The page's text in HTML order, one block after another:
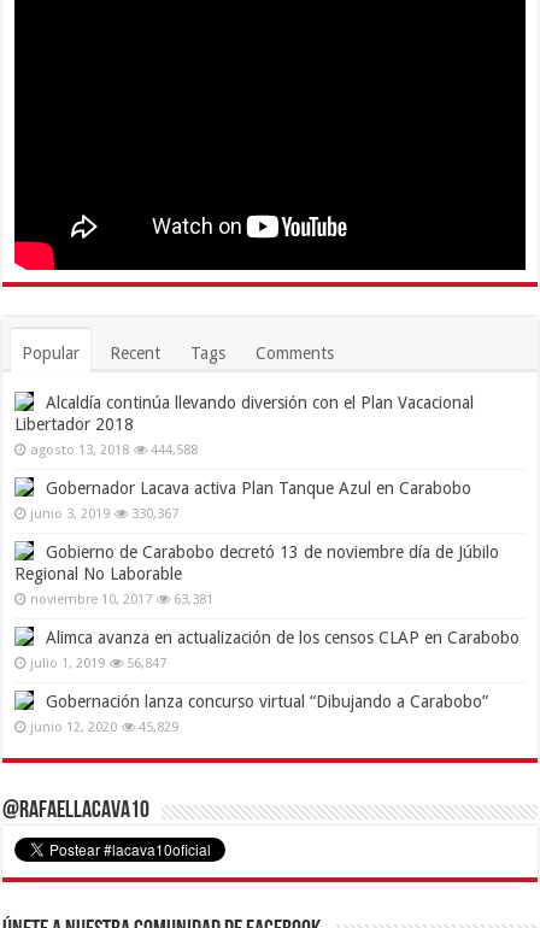
Popular Recent Tags Comments
Alcaldía continúa llevando diversión con el Plan Vacacional
Libertador 2018
agosto 13, 2018 444,588
Gobernador Lacava activa Plan Tanque Azul en Carabobo
junio 3, 2019 330,367
Gobierno de Carabobo decretó 13 de noviembre día de Júbilo
Regional No Laborable
noviembre 10, 2017 63,381
Alimca avanza en actualización de los censos CLAP en Carabobo
julio 1, 2019 56,847
Gobernación lanza concurso virtual “Dibujando a Carabobo”
junio 12, 2020 45,829
@RafaelLacava10